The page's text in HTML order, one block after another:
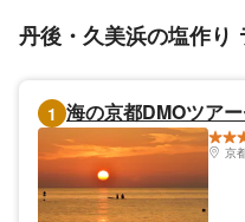
丹後・久美浜の塩作り
1 海の京都DMOツア
京